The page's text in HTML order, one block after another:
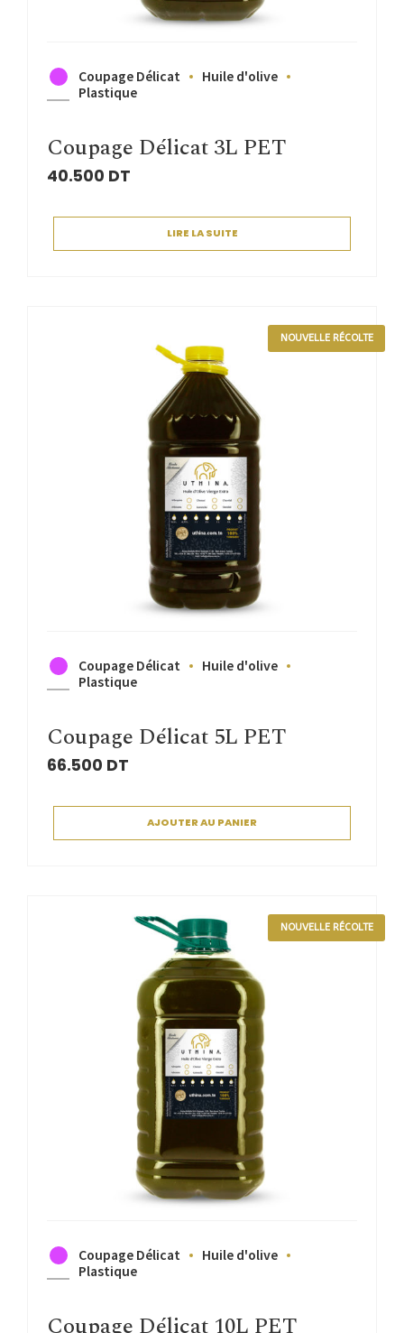
Coupage Délicat
Huile d'olive
Plastique
Coupage Délicat 3L PET
40.500 DT
LIRE LA SUITE
NOUVELLE RÉCOLTE
Coupage Délicat
Huile d'olive
Plastique
Coupage Délicat 5L PET
66.500 DT
AJOUTER AU PANIER
NOUVELLE RÉCOLTE
Coupage Délicat
Huile d'olive
Plastique
Coupage Délicat 10L PET